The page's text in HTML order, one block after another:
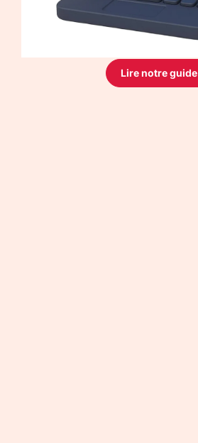
Lire notre guide